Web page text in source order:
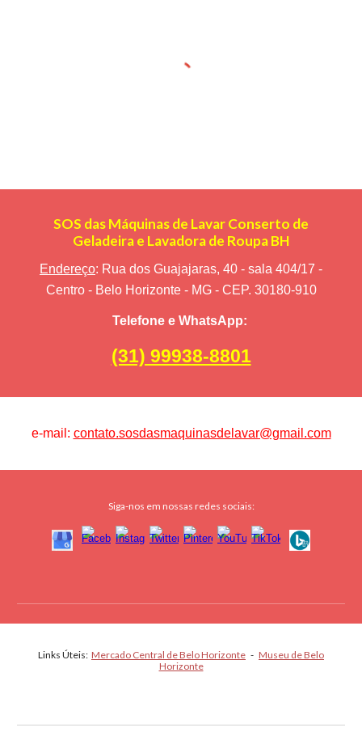
SOS das Máquinas de Lavar Conserto de
Geladeira e Lavadora de Roupa BH
Endereço: Rua dos Guajajaras, 40 - sala 404/17 -
Centro - Belo Horizonte - MG - CEP. 30180-910
Telefone e WhatsApp:
(31) 99938-8801
e-mail: contato.sosdasmaquinasdelavar@gmail.com
Siga-nos em nossas redes sociais:
Links Úteis: Mercado Central de Belo Horizonte - Museu de Belo
Horizonte